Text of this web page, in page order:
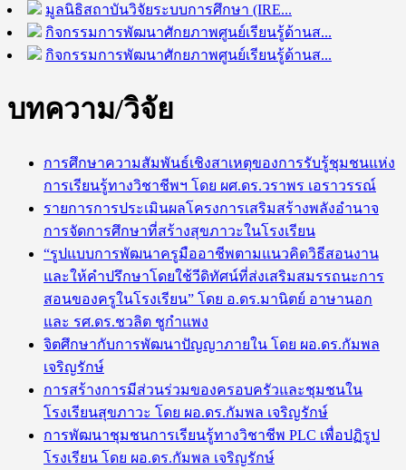
มูลนิธิ​สถาบัน​วิจัย​ระบบ​การศึกษา​ (IRE...
กิจกรรมการพัฒนาศักยภาพศูนย์เรียนรู้ด้านส...
กิจกรรมการพัฒนาศักยภาพศูนย์เรียนรู้ด้านส...
บทความ/วิจัย
การศึกษาความสัมพันธ์เชิงสาเหตุของการรับรู้ชุมชนแห่ง
การเรียนรู้ทางวิชาชีพฯ โดย ผศ.ดร.วราพร เอราวรรณ์
รายการการประเมินผลโครงการเสริมสร้างพลังอำนาจ
การจัดการศึกษาที่สร้างสุขภาวะในโรงเรียน
“รูปแบบการพัฒนาครูมืออาชีพตามแนวคิดวิธีสอนงาน
และให้คำปรึกษาโดยใช้วีดิทัศน์ที่ส่งเสริมสมรรถนะการ
สอนของครูในโรงเรียน” โดย อ.ดร.มานิตย์ อาษานอก
และ รศ.ดร.ชวลิต ชูกำแพง
จิตศึกษากับการพัฒนาปัญญาภายใน โดย ผอ.ดร.กัมพล
เจริญรักษ์
การสร้างการมีส่วนร่วมของครอบครัวและชุมชนใน
โรงเรียนสุขภาวะ โดย ผอ.ดร.กัมพล เจริญรักษ์
การพัฒนาชุมชนการเรียนรู้ทางวิชาชีพ PLC เพื่อปฏิรูป
โรงเรียน โดย ผอ.ดร.กัมพล เจริญรักษ์